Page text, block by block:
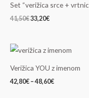
Set “verižica srce +
41,50€
bila:
41,50€.
33,20€
33,20€.
Verižica YOU z imenom
42,80€ – 48,60€
razpon:
42,80€
do